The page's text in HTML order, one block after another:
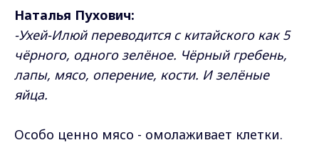
Наталья Пухович:
-Ухей-Илюй переводится с китайского как 5
чёрного, одного зелёное. Чёрный гребень,
лапы, мясо, оперение, кости. И зелёные
яйца.
Особо ценно мясо - омолаживает клетки.